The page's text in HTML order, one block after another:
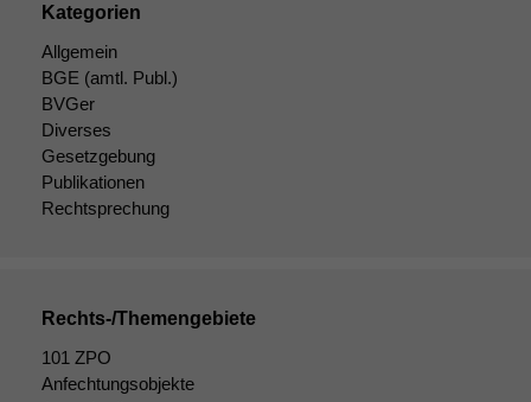
Kategorien
Allgemein
BGE (amtl. Publ.)
BVGer
Diverses
Gesetzgebung
Publikationen
Rechtsprechung
Rechts-/Themengebiete
101 ZPO
Anfechtungsobjekte